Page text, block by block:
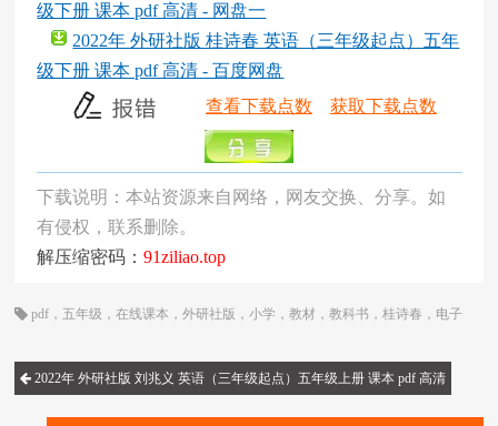
级下册 课本 pdf 高清 - 网盘一
2022年 外研社版 桂诗春 英语（三年级起点）五年
级下册 课本 pdf 高清 - 百度网盘
查看下载点数
获取下载点数
下载说明：本站资源来自网络，网友交换、分享。如
有侵权，联系删除。
解压缩密码：91ziliao.top
pdf ， 五年级 ，在线课本 ，外研社版 ，小学 ，教材 ，教科书 ，桂诗春 ， 电子
2022年 外研社版 刘兆义 英语（三年级起点）五年级上册 课本 pdf 高清